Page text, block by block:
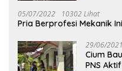
05/07/2022 10302 Lihat
Pria Berprofesi Mekanik
29/06/2021
Cium
PNS